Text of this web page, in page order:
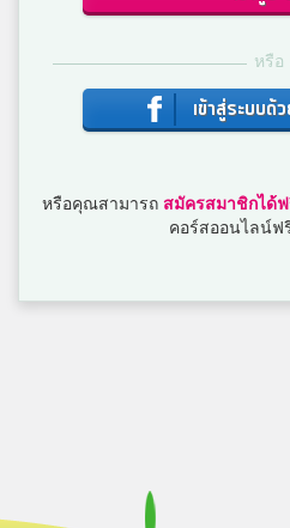
หรือ
เข้าสู่ระบบ
หรือคุณสามารถ สมัครสมาชิกได้
คอร์สออนไลน์ฟ